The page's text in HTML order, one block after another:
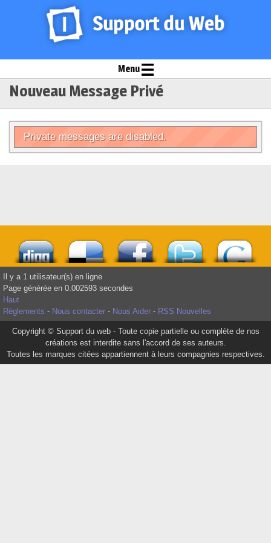
Menu
Nouveau Message Privé
Private messages are disabled.
Il y a 1 utilisateur(s) en ligne
Page générée en 0.002593 secondes
Haut
Règlements - Nous contacter - Nous Aider - RSS Nouvelles
Copyright © Support du web - Toute copie partielle ou complète de nos
créations est interdite sans l'accord de ses auteurs.
Toutes les marques citées appartiennent à leurs compagnies respectives.